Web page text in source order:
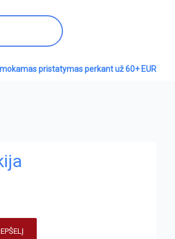
pristatymas perkant už 60+ EUR